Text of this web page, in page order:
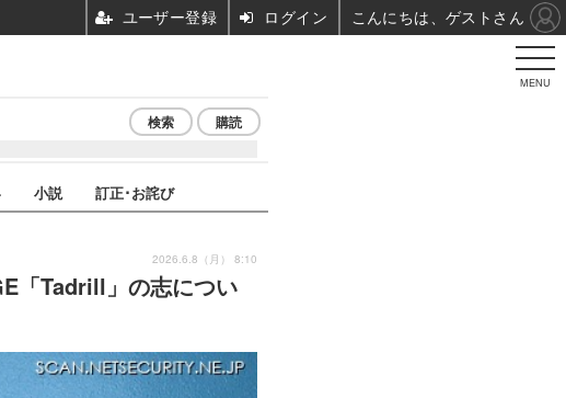
MENU
検索 購読
小説 訂正･お詫び
「Tadrill」の志につい
2026.6.8（月） 8:10
ユーザー登録 ログイン こんにちは、ゲストさん